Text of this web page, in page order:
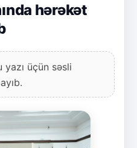
hərəkət
yazı üçün səsli